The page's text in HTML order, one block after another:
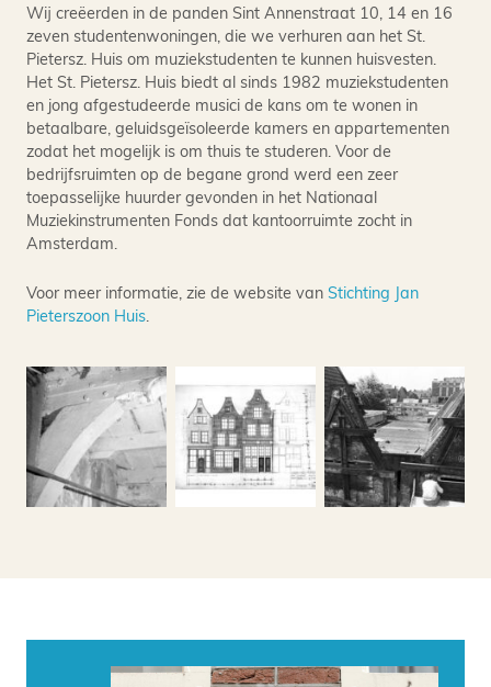
Wij creëerden in de panden Sint Annenstraat 10, 14 en 16
zeven studentenwoningen, die we verhuren aan het St.
Pietersz. Huis om muziekstudenten te kunnen huisvesten.
Het St. Pietersz. Huis biedt al sinds 1982 muziekstudenten
en jong afgestudeerde musici de kans om te wonen in
betaalbare, geluidsgeïsoleerde kamers en appartementen
zodat het mogelijk is om thuis te studeren. Voor de
bedrijfsruimten op de begane grond werd een zeer
toepasselijke huurder gevonden in het Nationaal
Muziekinstrumenten Fonds dat kantoorruimte zocht in
Amsterdam.
Voor meer informatie, zie de website van Stichting Jan
Pieterszoon Huis.